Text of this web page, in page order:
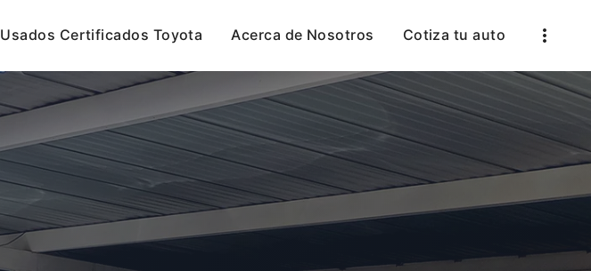
Usados Certificados Toyota Acerca de Nosotros Cotiza tu auto